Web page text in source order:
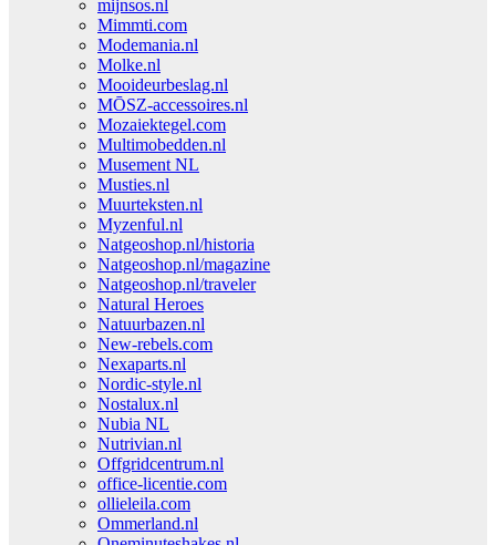
mijnsos.nl
Mimmti.com
Modemania.nl
Molke.nl
Mooideurbeslag.nl
MŌSZ-accessoires.nl
Mozaiektegel.com
Multimobedden.nl
Musement NL
Musties.nl
Muurteksten.nl
Myzenful.nl
Natgeoshop.nl/historia
Natgeoshop.nl/magazine
Natgeoshop.nl/traveler
Natural Heroes
Natuurbazen.nl
New-rebels.com
Nexaparts.nl
Nordic-style.nl
Nostalux.nl
Nubia NL
Nutrivian.nl
Offgridcentrum.nl
office-licentie.com
ollieleila.com
Ommerland.nl